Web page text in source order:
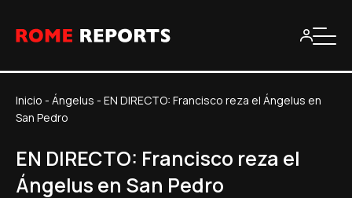
Inicio - Ángelus - EN DIRECTO: Francisco reza el Ángelus en
San Pedro
EN DIRECTO: Francisco reza el
Ángelus en San Pedro